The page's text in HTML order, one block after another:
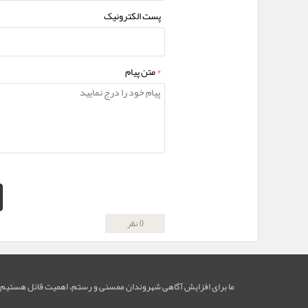
پست الکترونیک
*متن پیام
0 نظر
ما برای افزایش آگاهی شهروندان ممسنی و رستم، اهمیت قائل هستیم